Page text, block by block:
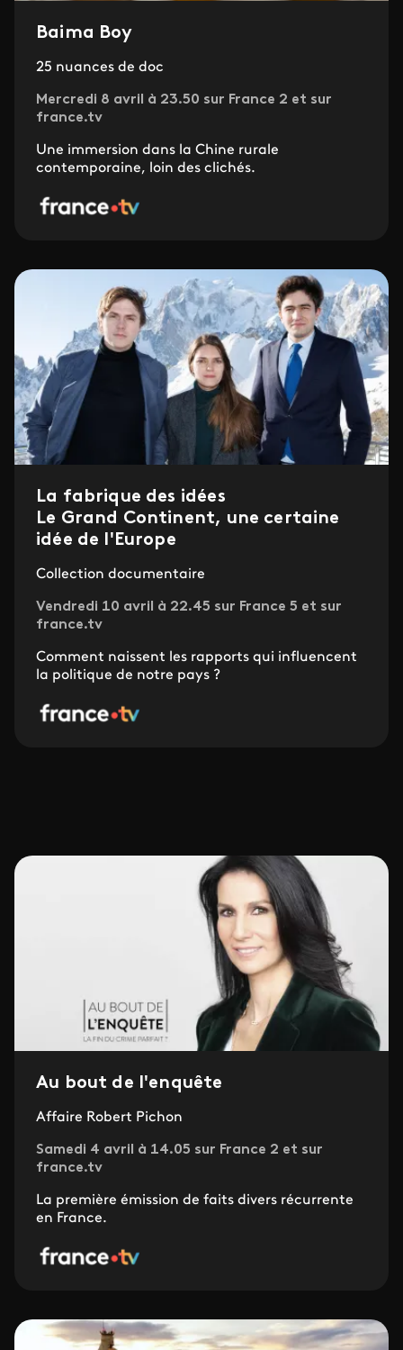
Baima Boy
25 nuances de doc
Mercredi 8 avril à 23.50 sur France 2 et sur
france.tv
Une immersion dans la Chine rurale
contemporaine, loin des clichés.
La fabrique des idées
Le Grand Continent, une certaine
idée de l'Europe
Collection documentaire
Vendredi 10 avril à 22.45 sur France 5 et sur
france.tv
Comment naissent les rapports qui influencent
la politique de notre pays ?
Au bout de l'enquête
Affaire Robert Pichon
Samedi 4 avril à 14.05 sur France 2 et sur
france.tv
La première émission de faits divers récurrente
en France.